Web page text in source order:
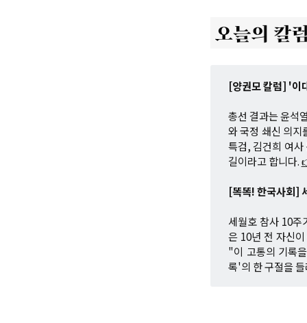
[양권모 칼럼] '이
총선 결과는 윤석
와 국정 쇄신 의지
특검, 김건희 여
길이라고 합니다.
[똑똑! 한국사회]
세월호 참사 10주
은 10년 전 자신
"이 고통의 기록
록'의 한 구절을